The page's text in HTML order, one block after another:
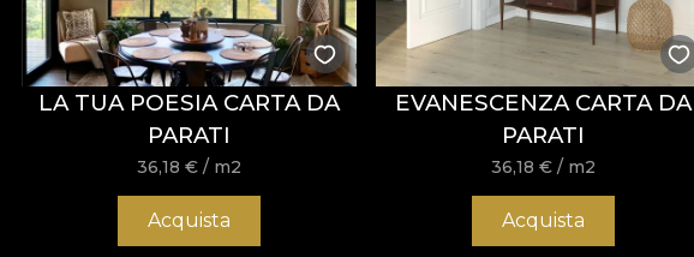
LA TUA POESIA CARTA DA
PARATI
36,18€ / m2
Acquista
EVANESCENZA CARTA DA
PARATI
36,18€ / m2
Acquista